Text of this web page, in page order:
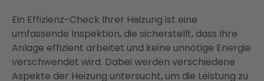
Ein Effizienz-Check Ihrer Heizung ist eine
umfassende Inspektion, die sicherstellt, dass Ihre
Anlage effizient arbeitet und keine unnötige Energie
verschwendet wird. Dabei werden verschiedene
Aspekte der Heizung untersucht, um die Leistung zu